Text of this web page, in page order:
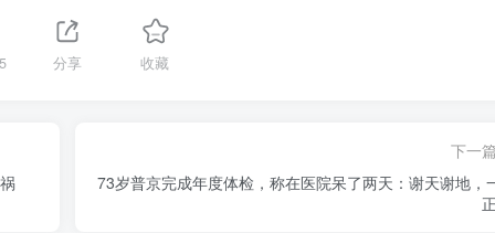
分享 收藏
下一篇
73岁普京完成年度体检，称在医院呆了两天：谢天谢地，